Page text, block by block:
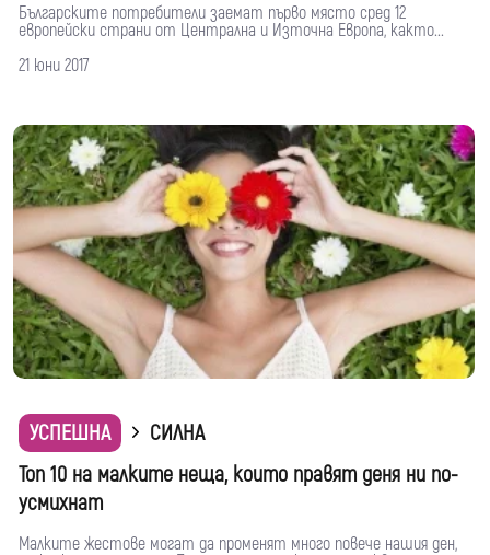
Българските потребители заемат първо място сред 12
европейски страни от Централна и Източна Европа, както...
21 юни 2017
УСПЕШНА
СИЛНА
Топ 10 на малките неща, които правят деня ни по-
усмихнат
Малките жестове могат да променят много повече нашия ден,